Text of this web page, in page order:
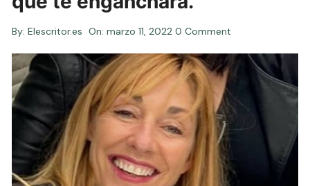
By: Elescritor.es On:marzo 11, 2022 0 Comment